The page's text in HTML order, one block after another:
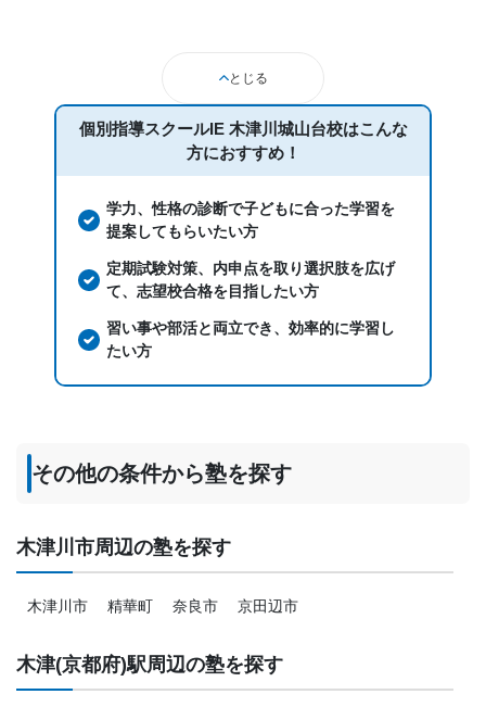
とじる
個別指導スクールIE 木津川城山台校はこんな
方におすすめ！
学力、性格の診断で子どもに合った学習を
提案してもらいたい方
定期試験対策、内申点を取り選択肢を広げ
て、志望校合格を目指したい方
習い事や部活と両立でき、効率的に学習し
たい方
その他の条件から塾を探す
木津川市周辺の塾を探す
木津川市 精華町 奈良市 京田辺市
木津(京都府)駅周辺の塾を探す